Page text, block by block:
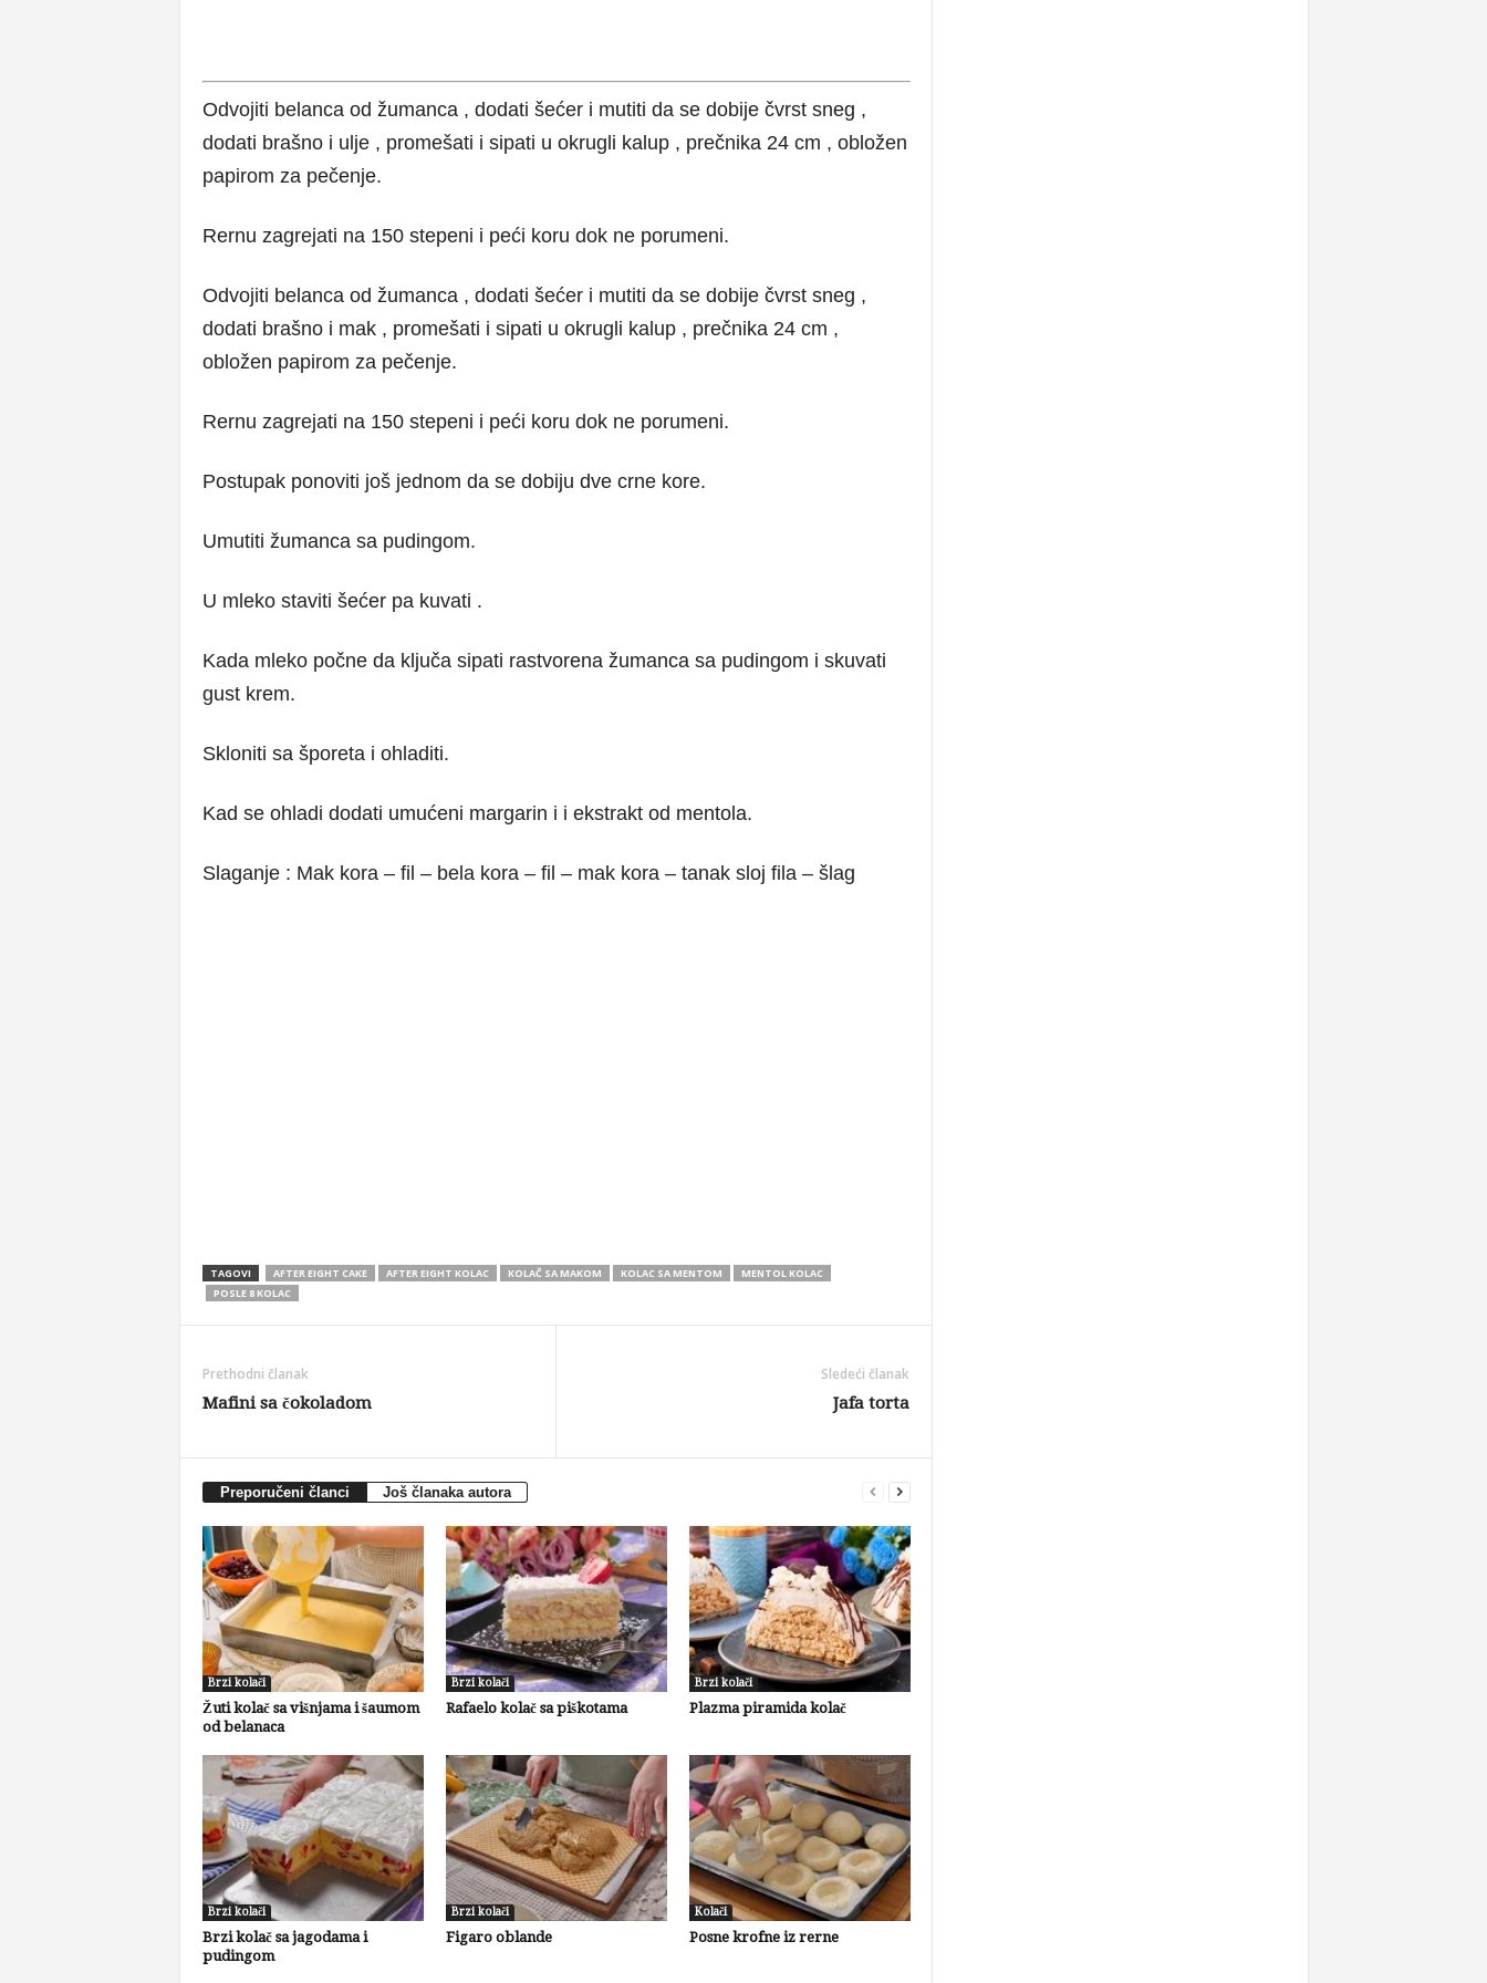
Odvojiti belanca od žumanca , dodati šećer i mutiti da se dobije čvrst sneg ,
dodati brašno i ulje , promešati i sipati u okrugli kalup , prečnika 24 cm , obložen
papirom za pečenje.
Rernu zagrejati na 150 stepeni i peći koru dok ne porumeni.
Odvojiti belanca od žumanca , dodati šećer i mutiti da se dobije čvrst sneg ,
dodati brašno i mak , promešati i sipati u okrugli kalup , prečnika 24 cm ,
obložen papirom za pečenje.
Rernu zagrejati na 150 stepeni i peći koru dok ne porumeni.
Postupak ponoviti još jednom da se dobiju dve crne kore.
Umutiti žumanca sa pudingom.
U mleko staviti šećer pa kuvati .
Kada mleko počne da ključa sipati rastvorena žumanca sa pudingom i skuvati
gust krem.
Skloniti sa šporeta i ohladiti.
Kad se ohladi dodati umućeni margarin i i ekstrakt od mentola.
Slaganje : Mak kora – fil – bela kora – fil – mak kora – tanak sloj fila – šlag
TAGOVI AFTER EIGHT CAKE AFTER EIGHT KOLAC KOLAČ SA MAKOM KOLAC SA MENTOM
MENTOL KOLAC
POSLE 8 KOLAC
Prethodni članak
Mafini sa čokoladom
Sledeći članak
Jafa torta
Preporučeni članci Još članaka autora
Brzi kolači
Žuti kolač sa višnjama i šaumom
od belanaca
Brzi kolači
Rafaelo kolač sa piškotama
Brzi kolači
Plazma piramida kolač
Brzi kolači
Brzi kolač sa jagodama i
pudingom
Brzi kolači
Figaro oblande
Kolači
Posne krofne iz rerne